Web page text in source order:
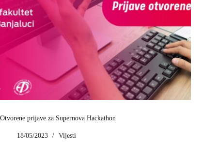
Otvorene prijave za Supernova Hackathon
18/05/2023 Vijesti